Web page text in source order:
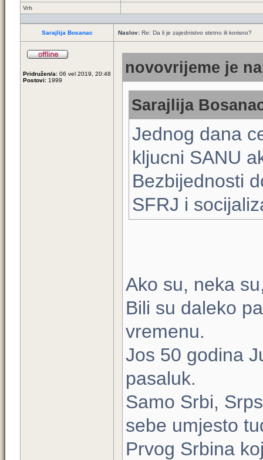
Vrh
Sarajlija Bosanac Naslov: Re: Da li je zajednistvo stetno ili korisno?
Pridružen/a: 06 vel 2019, 20:48
Postovi: 1999
novovrijeme je
Sarajlija
Jednog dana
kljucni SANU
Bezbijednosti
SFRJ i
Ako su, neka
Bili su daleko
vremenu.
Jos 50 godina
pasaluk.
Samo Srbi,
sebe umjesto
Prvog Srbina